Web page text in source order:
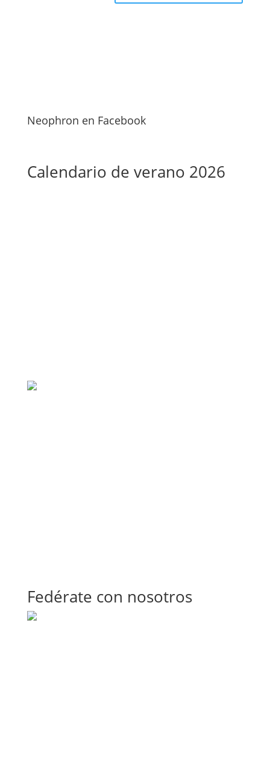
Neophron en Facebook
Calendario de verano 2026
Fedérate con nosotros